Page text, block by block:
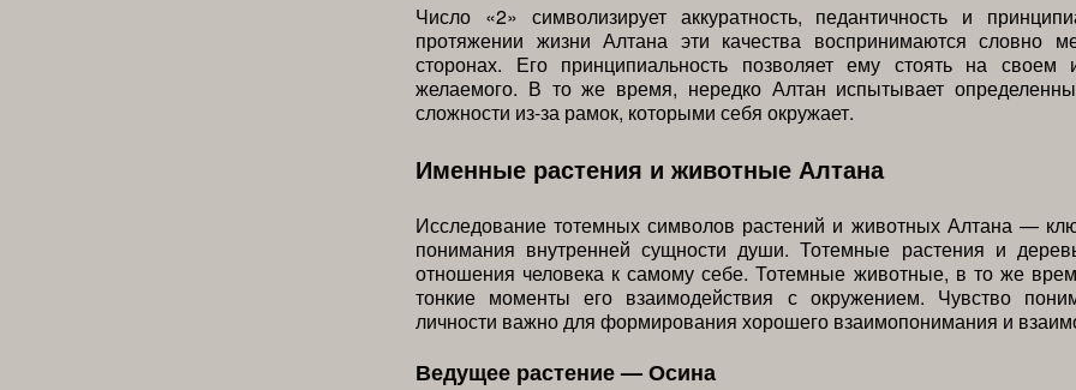
Число «2» символизирует аккуратность, педантичность и
протяжении жизни Алтана эти качества воспринимаются словно
сторонах. Его принципиальность позволяет ему стоять на своем
желаемого. В то же время, нередко Алтан испытывает
сложности из-за рамок, которыми себя окружает.
Именные растения и животные Алтана
Исследование тотемных символов растений и животных Алтана —
понимания внутренней сущности души. Тотемные растения и
отношения человека к самому себе. Тотемные животные, в то же
тонкие моменты его взаимодействия с окружением. Чувство
личности важно для формирования хорошего взаимопонимания и
Ведущее растение — Осина